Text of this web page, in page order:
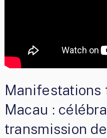
Manifestations
Macau :
transmission